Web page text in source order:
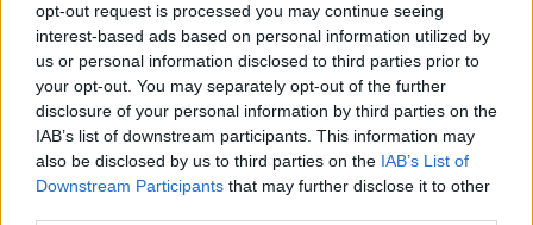
opt-out request is processed you may continue seeing
interest-based ads based on personal information utilized by
us or personal information disclosed to third parties prior to
your opt-out. You may separately opt-out of the further
disclosure of your personal information by third parties on the
IAB’s list of downstream participants. This information may
also be disclosed by us to third parties on the IAB’s List of
Downstream Participants that may further disclose it to other
meno libri e che il mondo fosse un posto
migliore, ma, sai, non c’è nulla che io possa
farci”.
Continua a leggere dopo la pubblicità